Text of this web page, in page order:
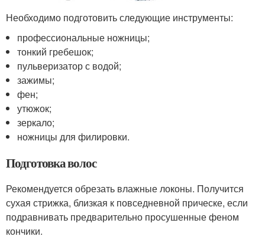
Необходимо подготовить следующие инструменты:
профессиональные ножницы;
тонкий гребешок;
пульверизатор с водой;
зажимы;
фен;
утюжок;
зеркало;
ножницы для филировки.
Подготовка волос
Рекомендуется обрезать влажные локоны. Получится
сухая стрижка, близкая к повседневной прическе, если
подравнивать предварительно просушенные феном
кончики.